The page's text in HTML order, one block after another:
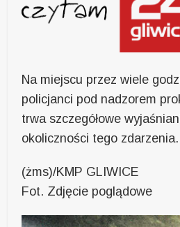
Na miejscu przez wiele
policjanci pod nadzorem
trwa szczegółowe
okoliczności tego zdarzenia.
(żms)/KMP GLIWICE
Fot. Zdjęcie poglądowe